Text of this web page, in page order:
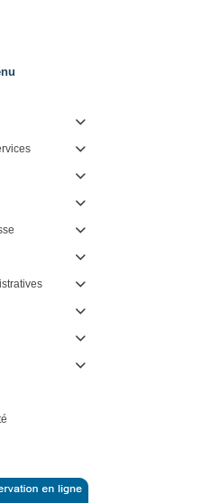









